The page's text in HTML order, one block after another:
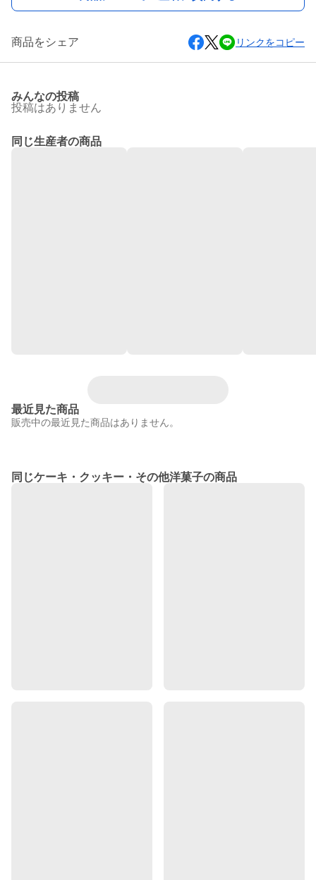
商品をシェア リンクをコピー
みんなの投稿
投稿はありません
同じ生産者の商品
最近見た商品
販売中の最近見た商品はありません。
同じケーキ・クッキー・その他洋菓子の商品